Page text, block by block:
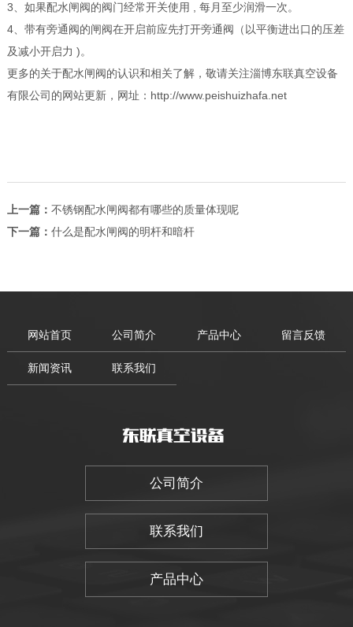
3、如果配水闸阀的阀门经常开关使用 , 每月至少润滑一次。
4、带有旁通阀的闸阀在开启前应先打开旁通阀（以平衡进出口的压差
及减小开启力 )。
更多的关于配水闸阀的认识和相关了解，敬请关注淄博东联真空设备
有限公司的网站更新，网址：http://www.peishuizhafa.net
上一篇： 不锈钢配水闸阀都有哪些的质量体现呢
下一篇： 什么是配水闸阀的明杆和暗杆
网站首页 公司简介 产品中心 留言反馈
新闻资讯 联系我们
公司简介
联系我们
产品中心